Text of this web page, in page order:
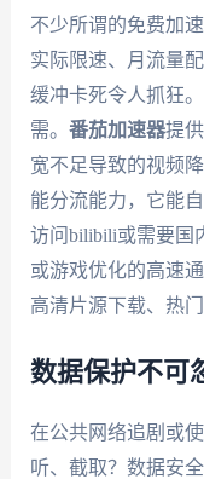
不少所谓的免费加
实际限速、月流量
缓冲卡死令人抓狂
需。 番茄加速器提
宽不足导致的视频
能分流能力，它能
访问bilibili或需要国
或游戏优化的高速
高清片源下载、热
数据保护不可
在公共网络追剧或
听、截取？数据安